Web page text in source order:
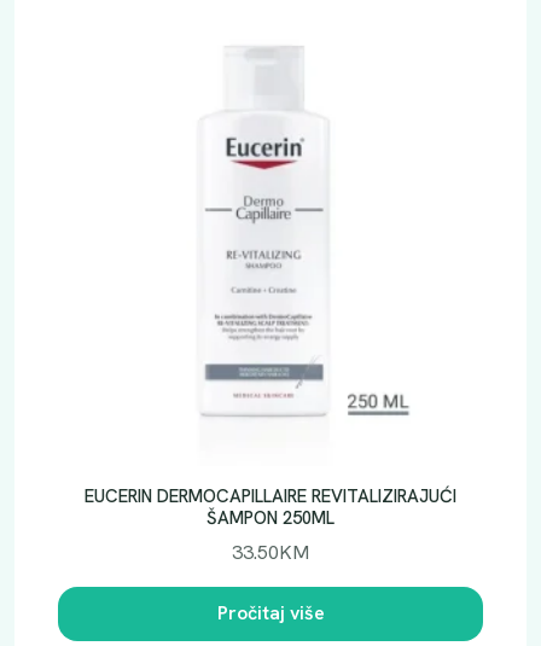
EUCERIN DERMOCAPILLAIRE REVITALIZIRAJUĆI
ŠAMPON 250ML
33.50KM
Pročitaj više